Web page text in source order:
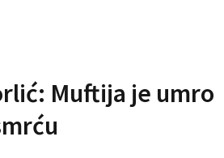
Muftija je umro